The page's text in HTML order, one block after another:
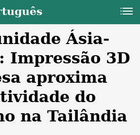
Ásia-
Impressão 3D
aproxima
do
na Tailândia